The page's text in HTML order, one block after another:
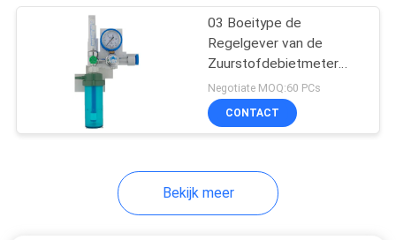
Medische Bed
Hoofdeenheid
De Regelgever van
03 Boeitype de
Regelgever van de
Zuurstofdebietmeter
met Luchtbevochtiger
voor Cilinder
Negotiate MOQ:60 PCs
CONTACT
Bekijk meer